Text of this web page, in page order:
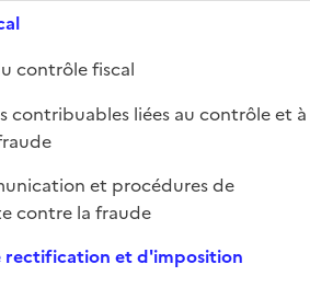
contrôle fiscal
contribuables liées au contrôle et à
et procédures de
contre la fraude
rectification et d'imposition